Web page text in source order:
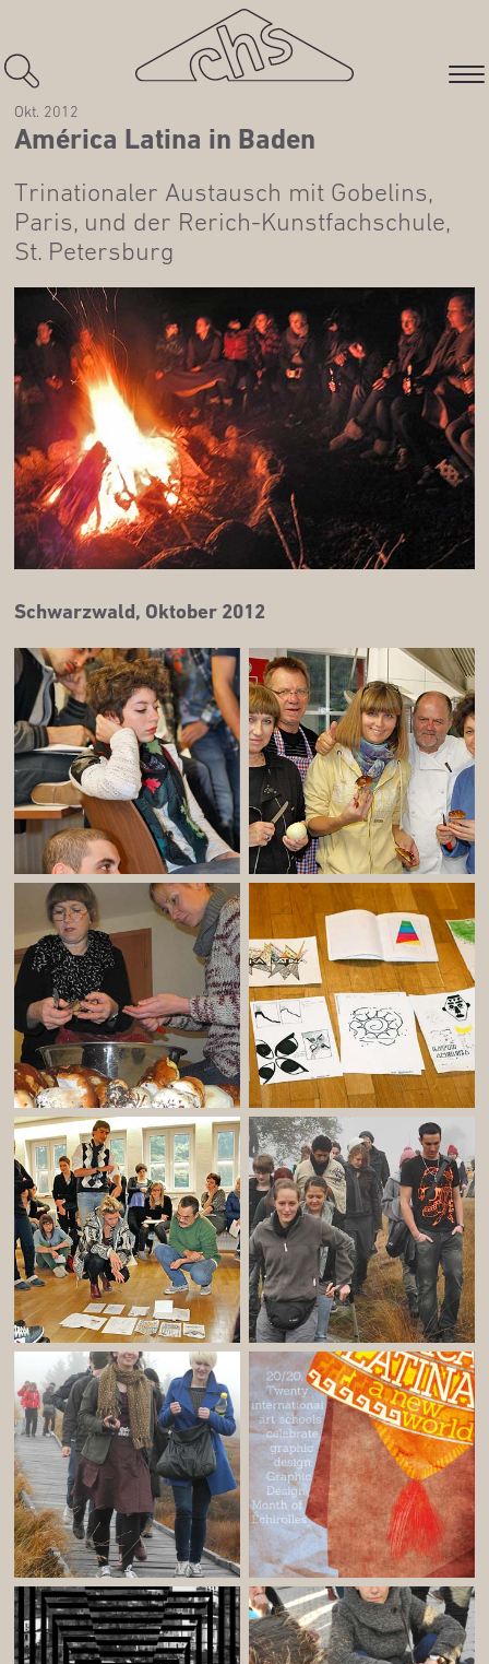
Amé­ri­ca Lati­na in Baden
Okt. 2012
Tri­na­tio­na­ler Aus­tausch mit Gobe­lins,
Paris, und der Rerich-Kunst­fach­schu­le,
St. Petersburg
Schwarz­wald, Okto­ber 2012